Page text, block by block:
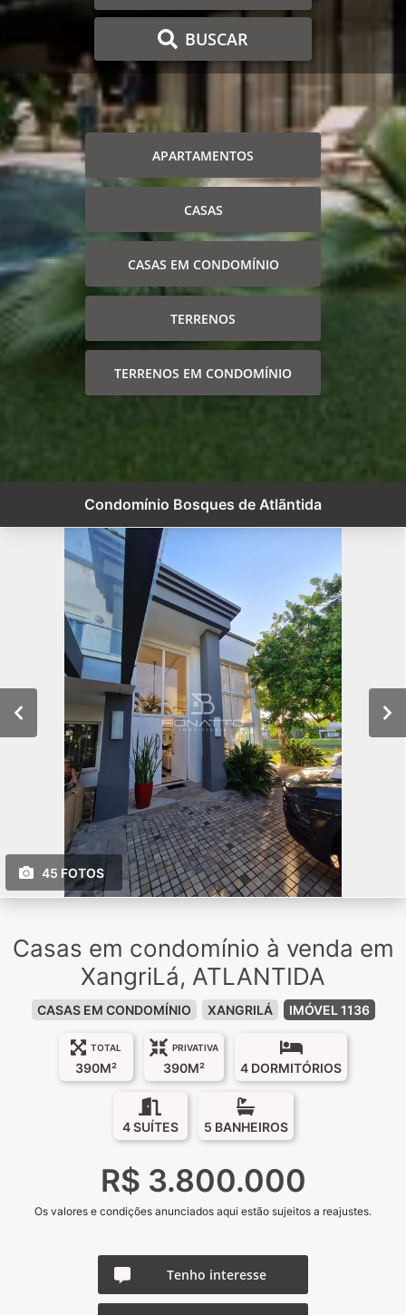
BUSCAR
APARTAMENTOS
CASAS
CASAS EM CONDOMÍNIO
TERRENOS
TERRENOS EM CONDOMÍNIO
Condomínio Bosques de Atlãntida
45 FOTOS
Casas em condomínio à venda em
XangriLá, ATLANTIDA
CASAS EM CONDOMÍNIO XANGRILÁ IMÓVEL 1136
TOTAL
390M²
PRIVATIVA
390M² 4 DORMITÓRIOS
4 SUÍTES 5 BANHEIROS
R$ 3.800.000
Os valores e condições anunciados aqui estão sujeitos a reajustes.
Tenho interesse